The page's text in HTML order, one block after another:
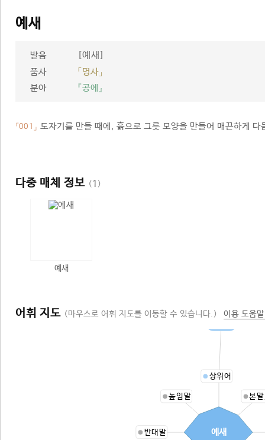
예새
발음 [예새]
품사
「명사」
분야
『공예』
「001」 도자기를 만들 때에, 흙으로 그릇 모양을 만들어 매끈하게 다
다중 매체 정보 (1 )
예새
어휘 지도 (마우스로 어휘 지도를 이동할 수 있습니다.) 이용 도움
상위어
본
반대말
높임말
예새